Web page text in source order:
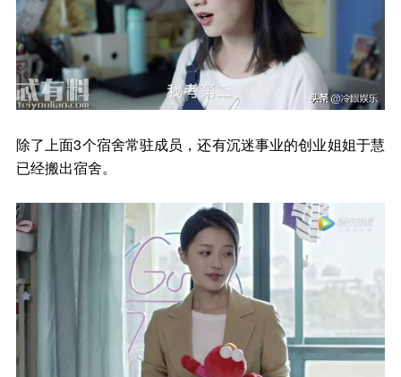
除了上面3个宿舍常驻成员，还有沉迷事业的创业姐姐于慧
已经搬出宿舍。